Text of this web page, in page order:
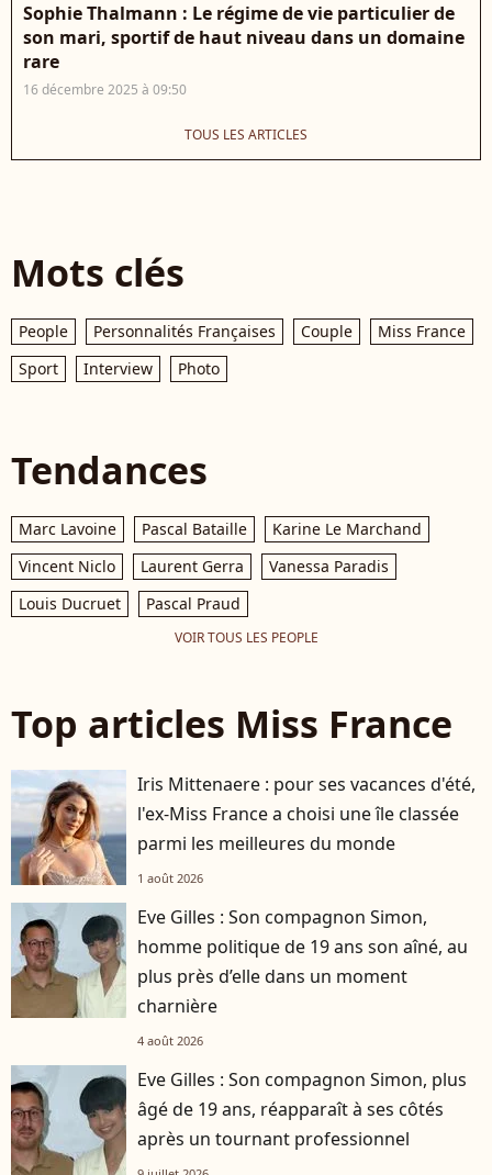
Sophie Thalmann : Le régime de vie particulier de
son mari, sportif de haut niveau dans un domaine
rare
16 décembre 2025 à 09:50
TOUS LES ARTICLES
Mots clés
People Personnalités Françaises Couple
Miss France
Sport
Interview Photo
Tendances
Marc Lavoine Pascal Bataille
Karine Le Marchand
Vincent Niclo
Laurent Gerra
Vanessa Paradis
Louis Ducruet
Pascal Praud
VOIR TOUS LES PEOPLE
Top articles Miss France
Iris Mittenaere : pour ses vacances d'été,
l'ex-Miss France a choisi une île classée
parmi les meilleures du monde
1 août 2026
Eve Gilles : Son compagnon Simon,
homme politique de 19 ans son aîné, au
plus près d’elle dans un moment
charnière
4 août 2026
Eve Gilles : Son compagnon Simon, plus
âgé de 19 ans, réapparaît à ses côtés
après un tournant professionnel